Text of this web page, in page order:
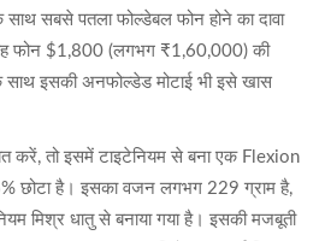
सबसे पतला फोल्डेबल फोन होने का दावा
यह फोन $1,800 (लगभग ₹1,60,000) की
साथ इसकी अनफोल्डेड मोटाई भी इसे खास
करें, तो इसमें टाइटेनियम से बना एक Flexion
छोटा है। इसका वजन लगभग 229 ग्राम है,
मिश्र धातु से बनाया गया है। इसकी मजबूती